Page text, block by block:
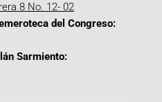
8 No. 12- 02
del Congreso:
Sarmiento: